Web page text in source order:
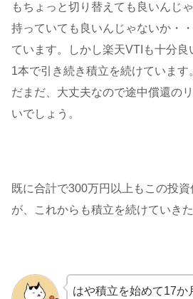
もちょっと切り替えても良いんじ
持っていても良いんじゃないか・
ています。しかし楽天VTIも十分
1本で引き続き積立を続けています
だまだ、大丈夫なので途中償還の
いでしょう。
既に合計で300万円以上もこの投
が、これからも積立を続けていき
はや積立を始めて17か